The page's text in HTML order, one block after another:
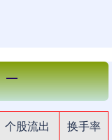
个股流出
换手率